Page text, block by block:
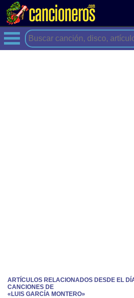
ARTÍCULOS RELACIONADOS DESDE EL
CANCIONES DE
«LUIS GARCÍA MONTERO»